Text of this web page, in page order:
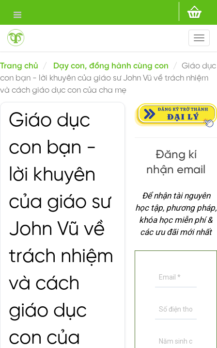
Trang chủ Dạy con, đồng hành cùng con
Giáo dục
con bạn - lời khuyên của giáo sư John Vũ về trách nhiệm
và cách giáo dục con của cha mẹ
Giáo dục
con bạn -
lời khuyên
của giáo sư
John Vũ về
trách nhiệm
và cách
giáo dục
con của
Đăng kí
nhận email
Để nhận tài nguyên
học tập, phương pháp,
khóa học miễn phí &
các ưu đãi mới nhất